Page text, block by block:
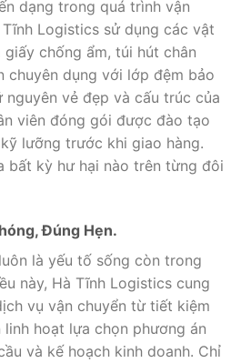
dạng trong quá trình vận
Logistics sử dụng các vật
chống ẩm, túi hút chân
chuyên dụng với lớp đệm bảo
nguyên vẻ đẹp và cấu trúc của
viên đóng gói được đào tạo
lưỡng trước khi giao hàng.
bất kỳ hư hại nào trên từng đôi
Đúng Hẹn.
là yếu tố sống còn trong
này, Hà Tĩnh Logistics cung
vụ vận chuyển từ tiết kiệm
hoạt lựa chọn phương án
và kế hoạch kinh doanh. Chỉ